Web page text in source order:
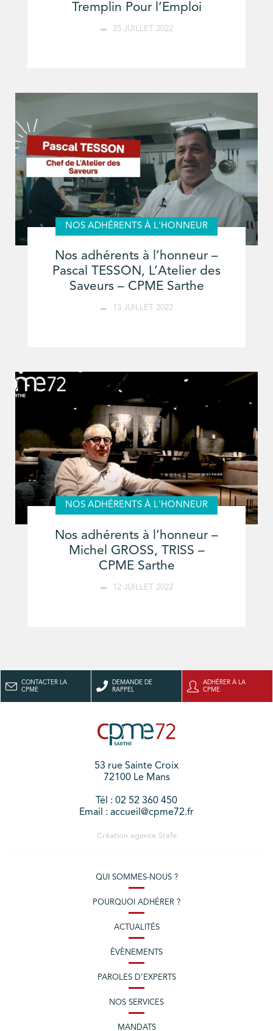
Tremplin Pour l’Emploi
25 JUILLET 2022
NOS ADHÉRENTS À L'HONNEUR
Nos adhérents à l’honneur –
Pascal TESSON, L’Atelier des
Saveurs – CPME Sarthe
13 JUILLET 2022
NOS ADHÉRENTS À L'HONNEUR
Nos adhérents à l’honneur –
Michel GROSS, TRISS –
CPME Sarthe
12 JUILLET 2022
CONTACTER LA
CPME
DEMANDE DE
RAPPEL
ADHÉRER À LA
CPME
53 rue Sainte Croix
72100 Le Mans
Tél : 02 52 360 450
Email : accueil@cpme72.fr
Création agence Stafe
QUI SOMMES-NOUS ?
POURQUOI ADHÉRER ?
ACTUALITÉS
ÉVÈNEMENTS
PAROLES D’EXPERTS
NOS SERVICES
MANDATS